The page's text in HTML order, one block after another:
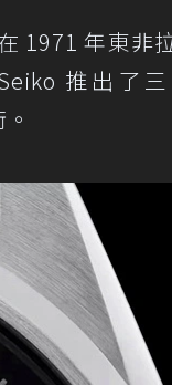
1971 年東非
推出了